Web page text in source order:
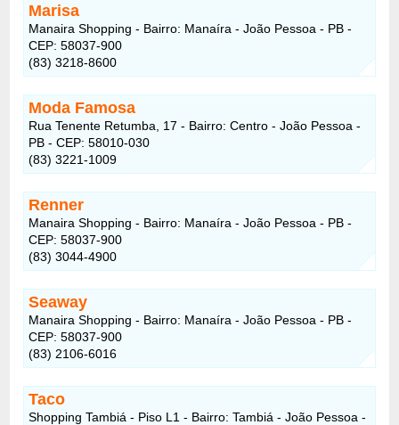
Marisa
Manaira Shopping - Bairro: Manaíra - João Pessoa - PB -
CEP: 58037-900
(83) 3218-8600
Moda Famosa
Rua Tenente Retumba, 17 - Bairro: Centro - João Pessoa -
PB - CEP: 58010-030
(83) 3221-1009
Renner
Manaira Shopping - Bairro: Manaíra - João Pessoa - PB -
CEP: 58037-900
(83) 3044-4900
Seaway
Manaira Shopping - Bairro: Manaíra - João Pessoa - PB -
CEP: 58037-900
(83) 2106-6016
Taco
Shopping Tambiá - Piso L1 - Bairro: Tambiá - João Pessoa -